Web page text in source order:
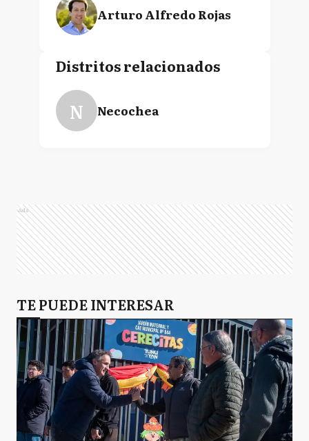
Arturo Alfredo Rojas
Distritos relacionados
N Necochea
Ads
TE PUEDE INTERESAR